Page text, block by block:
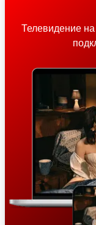
Телевидение